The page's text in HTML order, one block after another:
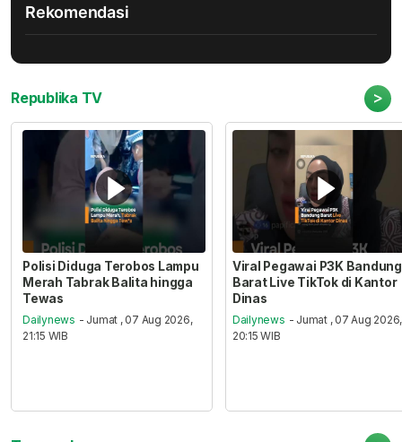
Rekomendasi
Republika TV >
Polisi Diduga Terobos Lampu
Merah Tabrak Balita hingga
Tewas
Dailynews - Jumat , 07 Aug 2026,
21:15 WIB
Viral Pegawai P3K Bandung
Barat Live TikTok di Kantor
Dinas
Dailynews - Jumat , 07 Aug 2026,
20:15 WIB